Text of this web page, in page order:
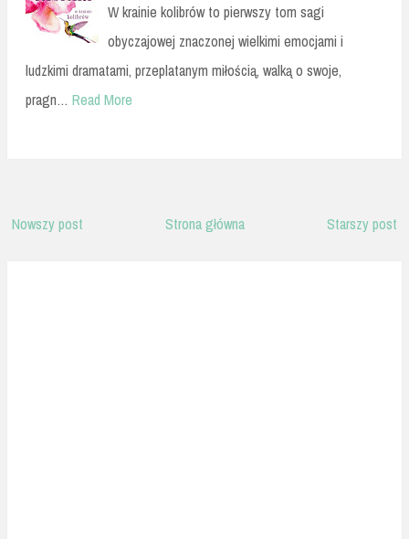
W krainie kolibrów to pierwszy tom sagi
obyczajowej znaczonej wielkimi emocjami i
ludzkimi dramatami, przeplatanym miłością, walką o swoje,
pragn… Read More
Nowszy post Starszy post
Strona główna